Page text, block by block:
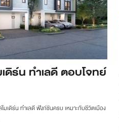
ดิร์น ทำเลดี ตอบโจทย์
มเดิร์น ทำเลดี ฟังก์ชันครบ เหมาะกับชีวิตเมือง